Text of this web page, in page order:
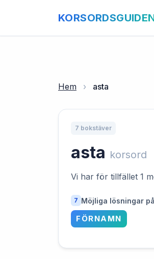
Hem › asta
7 bokstäver
asta korsord
Vi har för tillfället 1
7 Möjliga lösningar
FÖRNAMN